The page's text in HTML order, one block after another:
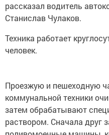
рассказал водитель
Станислав Чулаков.
Техника работает
человек.
Проезжую и пешеходную
коммунальной техники
затем обрабатывают
раствором. Сначала друг